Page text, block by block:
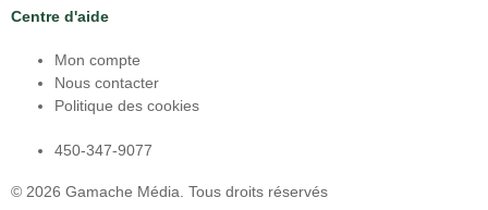
Centre d'aide
Mon compte
Nous contacter
Politique des cookies
450-347-9077
© 2026 Gamache Média. Tous droits réservés